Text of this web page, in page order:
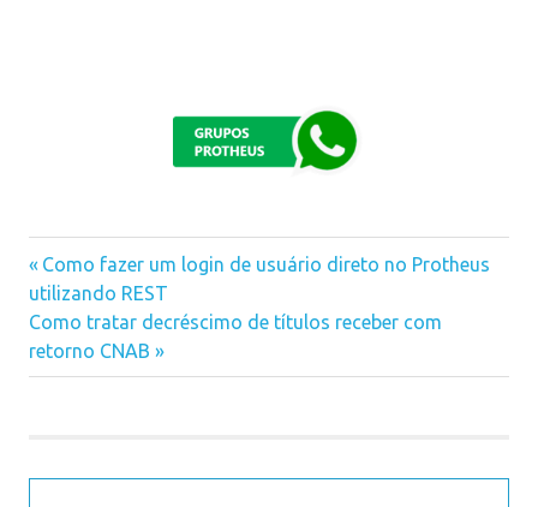
Navegação
de
Post
Previous
Post:
Como fazer um login de usuário direto no Protheus
utilizando REST
Next
Post:
Como tratar decréscimo de títulos receber com
retorno CNAB